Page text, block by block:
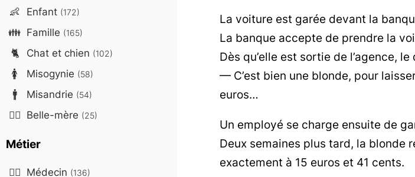
La voiture est garée devant la
La banque accepte de prendre la
Dès qu’elle est sortie de l’agence,
— C’est bien une blonde, pour
euros…
Un employé se charge ensuite de
Deux semaines plus tard, la blonde
exactement à 15 euros et 41 cents.
👶 Enfant (172)
👪 Famille (165)
🐈 Chat et chien (102)
🚺 Misogynie (58)
🚹 Misandrie (54)
🤷‍♀️ Belle-mère (25)
Métier
👨‍⚕️ Médecin (136)